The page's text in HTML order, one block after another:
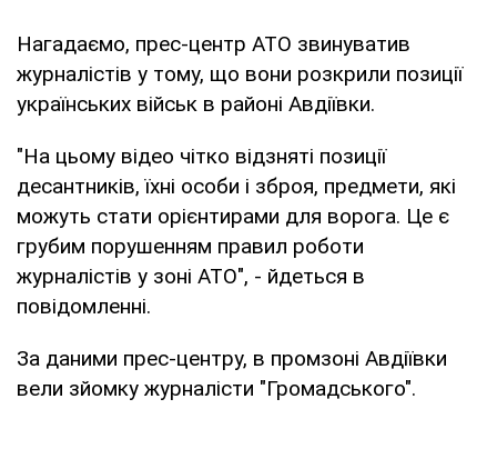
Нагадаємо, прес-центр АТО звинуватив
журналістів у тому, що вони розкрили позиції
українських військ в районі Авдіївки.
"На цьому відео чітко відзняті позиції
десантників, їхні особи і зброя, предмети, які
можуть стати орієнтирами для ворога. Це є
грубим порушенням правил роботи
журналістів у зоні АТО", - йдеться в
повідомленні.
За даними прес-центру, в промзоні Авдіївки
вели зйомку журналісти "Громадського".